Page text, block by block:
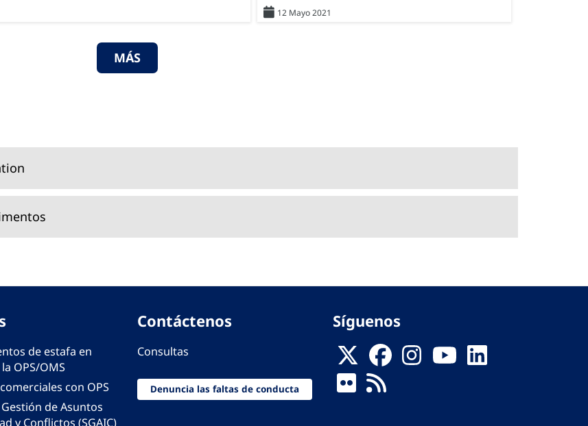
12 Mayo 2021
MÁS
de estafa en
OPS/OMS
con OPS
de Asuntos
y Conflictos (SGAIC)
Contáctenos
Consultas
Denuncia las faltas de conducta
Síguenos